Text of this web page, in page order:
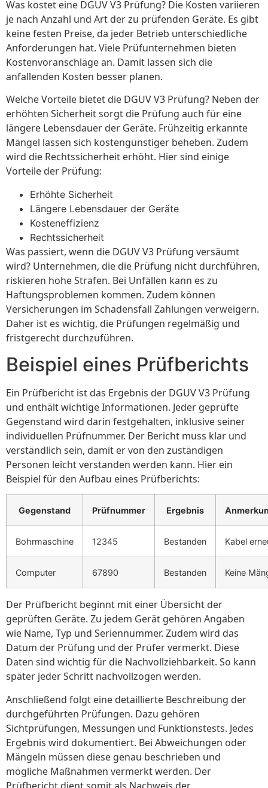
Was kostet eine DGUV V3 Prüfung? Die Kosten variieren
je nach Anzahl und Art der zu prüfenden Geräte. Es gibt
keine festen Preise, da jeder Betrieb unterschiedliche
Anforderungen hat. Viele Prüfunternehmen bieten
Kostenvoranschläge an. Damit lassen sich die
anfallenden Kosten besser planen.
Welche Vorteile bietet die DGUV V3 Prüfung? Neben der
erhöhten Sicherheit sorgt die Prüfung auch für eine
längere Lebensdauer der Geräte. Frühzeitig erkannte
Mängel lassen sich kostengünstiger beheben. Zudem
wird die Rechtssicherheit erhöht. Hier sind einige
Vorteile der Prüfung:
Erhöhte Sicherheit
Längere Lebensdauer der Geräte
Kosteneffizienz
Rechtssicherheit
Was passiert, wenn die DGUV V3 Prüfung versäumt
wird? Unternehmen, die die Prüfung nicht durchführen,
riskieren hohe Strafen. Bei Unfällen kann es zu
Haftungsproblemen kommen. Zudem können
Versicherungen im Schadensfall Zahlungen verweigern.
Daher ist es wichtig, die Prüfungen regelmäßig und
fristgerecht durchzuführen.
Beispiel eines Prüfberichts
Ein Prüfbericht ist das Ergebnis der DGUV V3 Prüfung
und enthält wichtige Informationen. Jeder geprüfte
Gegenstand wird darin festgehalten, inklusive seiner
individuellen Prüfnummer. Der Bericht muss klar und
verständlich sein, damit er von den zuständigen
Personen leicht verstanden werden kann. Hier ein
Beispiel für den Aufbau eines Prüfberichts:
Gegenstand Prüfnummer Ergebnis
Bohrmaschine 12345 Bestanden Kabel
Computer 67890 Bestanden Keine
Der Prüfbericht beginnt mit einer Übersicht der
geprüften Geräte. Zu jedem Gerät gehören Angaben
wie Name, Typ und Seriennummer. Zudem wird das
Datum der Prüfung und der Prüfer vermerkt. Diese
Daten sind wichtig für die Nachvollziehbarkeit. So kann
später jeder Schritt nachvollzogen werden.
Anschließend folgt eine detaillierte Beschreibung der
durchgeführten Prüfungen. Dazu gehören
Sichtprüfungen, Messungen und Funktionstests. Jedes
Ergebnis wird dokumentiert. Bei Abweichungen oder
Mängeln müssen diese genau beschrieben und
mögliche Maßnahmen vermerkt werden. Der